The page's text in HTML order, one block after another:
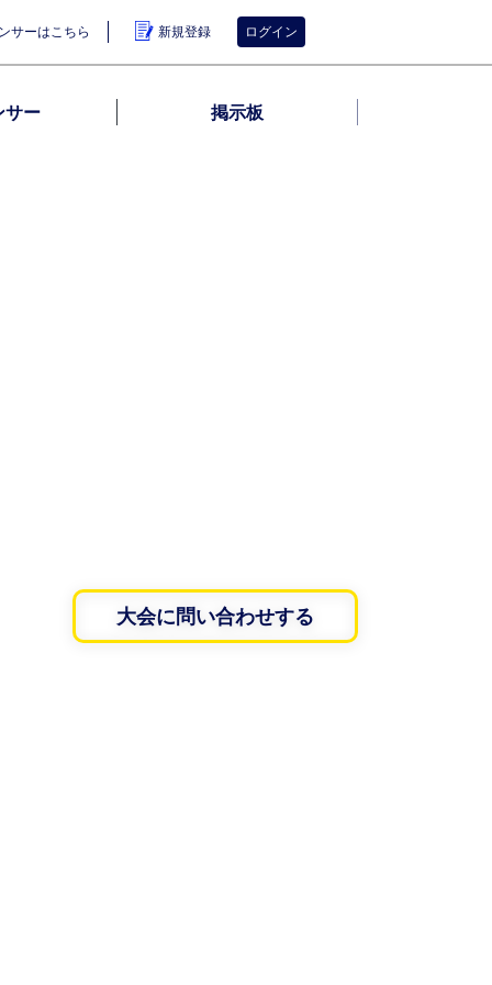
サーはこちら 新規登録 ログイン
サー 掲示板
大会に問い合わせする